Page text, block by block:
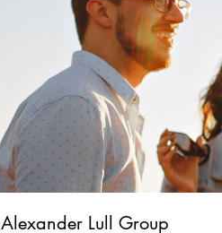
Alexander Lull Group